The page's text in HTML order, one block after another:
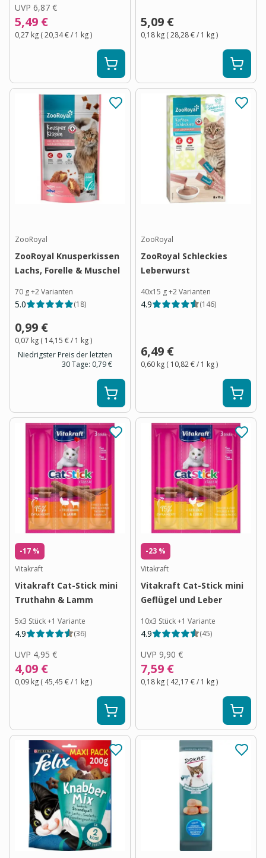
UVP 6,87 €
5,49 €
0,27 kg (20,34 €/ 1 kg)
5,09 €
0,18 kg (28,28 €/ 1 kg)
ZooRoyal
ZooRoyal Knusperkissen
Lachs, Forelle & Muschel
70 g+2Varianten
5.0 (18)
0,99 €
0,07 kg ( 14,15 €/ 1 kg)
Niedrigster Preis der letzten
30 Tage: 0,79 €
ZooRoyal
ZooRoyal Schleckies
Leberwurst
40x15 g+2Varianten
4.9 (146)
6,49 €
0,60 kg ( 10,82 €/ 1 kg)
-17 %
Vitakraft
Vitakraft Cat-Stick mini
Truthahn & Lamm
5x3 Stück+1 Variante
4.9 (36)
UVP 4,95 €
4,09 €
0,09 kg ( 45,45 €/ 1 kg)
-23 %
Vitakraft
Vitakraft Cat-Stick mini
Geflügel und Leber
10x3 Stück+1 Variante
4.9 (45)
UVP 9,90 €
7,59 €
0,18 kg ( 42,17 €/ 1 kg)